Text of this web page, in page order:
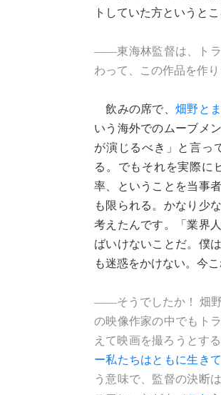
トしていた方というと
――東海林監督は、トラ
わって、この作品を作
飲みの席で、畑野と
いう海外でのムーブメ
が演じるべき」と言っ
る。でもそれを実際に
率、ということを当事
も限られる。かなり少
考えたんです。「業界
ばいけないことだ。僕
も迷惑をかけない。今
――そうでしたか！ 畑野
の映像作家の中でもト
えて映画を撮ろうとす
ー私たちはともに生き
う意味で、監督の決断